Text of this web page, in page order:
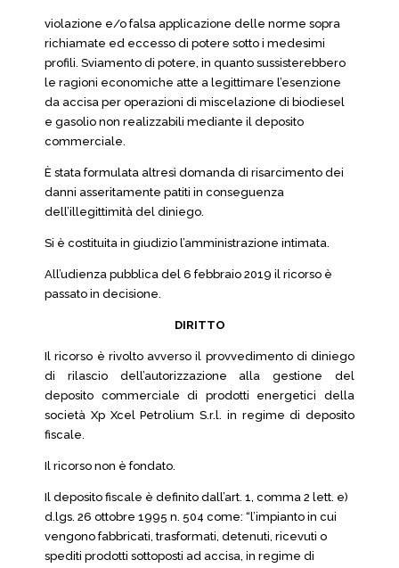
violazione e/o falsa applicazione delle norme sopra
richiamate ed eccesso di potere sotto i medesimi
profili. Sviamento di potere, in quanto sussisterebbero
le ragioni economiche atte a legittimare l’esenzione
da accisa per operazioni di miscelazione di biodiesel
e gasolio non realizzabili mediante il deposito
commerciale.
È stata formulata altresì domanda di risarcimento dei
danni asseritamente patiti in conseguenza
dell’illegittimità del diniego.
Si è costituita in giudizio l’amministrazione intimata.
All’udienza pubblica del 6 febbraio 2019 il ricorso è
passato in decisione.
DIRITTO
Il ricorso è rivolto avverso il provvedimento di diniego
di rilascio dell’autorizzazione alla gestione del
deposito commerciale di prodotti energetici della
società Xp Xcel Petrolium S.r.l. in regime di deposito
fiscale.
Il ricorso non è fondato.
Il deposito fiscale è definito dall’art. 1, comma 2 lett. e)
d.lgs. 26 ottobre 1995 n. 504 come: “l’impianto in cui
vengono fabbricati, trasformati, detenuti, ricevuti o
spediti prodotti sottoposti ad accisa, in regime di